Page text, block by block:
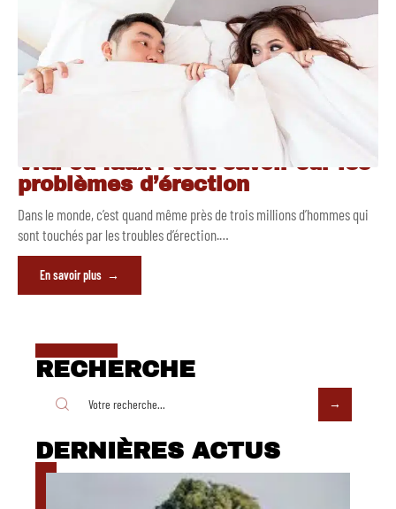
Vrai ou faux : tout savoir sur les
problèmes d’érection
Dans le monde, c’est quand même près de trois millions d’hommes qui
sont touchés par les troubles d’érection.…
En savoir plus
RECHERCHE
DERNIÈRES ACTUS